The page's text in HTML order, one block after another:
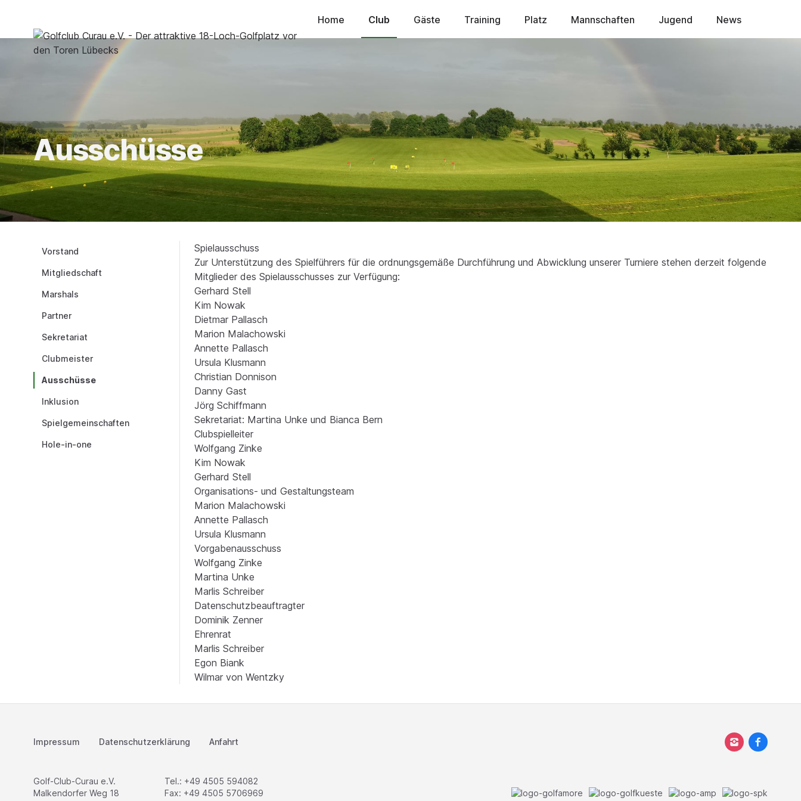
Home Club Gäste Training Platz Mannschaften Jugend News
Ausschüsse
Vorstand
Mitgliedschaft
Marshals
Partner
Sekretariat
Clubmeister
Ausschüsse
Inklusion
Spielgemeinschaften
Hole-in-one
Spielausschuss
Zur Unterstützung des Spielführers für die ordnungsgemäße Durchführung und Abwicklung unserer Turniere stehen derzeit folgende
Mitglieder des Spielausschusses zur Verfügung:
Gerhard Stell
Kim Nowak
Dietmar Pallasch
Marion Malachowski
Annette Pallasch
Ursula Klusmann
Christian Donnison
Danny Gast
Jörg Schiffmann
Sekretariat: Martina Unke und Bianca Bern
Clubspielleiter
Wolfgang Zinke
Kim Nowak
Gerhard Stell
Organisations- und Gestaltungsteam
Marion Malachowski
Annette Pallasch
Ursula Klusmann
Vorgabenausschuss
Wolfgang Zinke
Martina Unke
Marlis Schreiber
Datenschutzbeauftragter
Dominik Zenner
Ehrenrat
Marlis Schreiber
Egon Biank
Wilmar von Wentzky
Impressum Datenschutzerklärung Anfahrt
Golf-Club-Curau e.V.
Malkendorfer Weg 18
Tel.: +49 4505 594082
Fax: +49 4505 5706969